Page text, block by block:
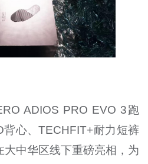
ADIOS PRO EVO 3跑
心、TECHFIT+耐力短裤
大中华区线下重磅亮相，为